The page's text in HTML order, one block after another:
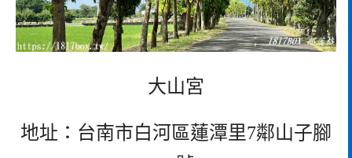
大山宮
地址：台南市白河區蓮潭里7鄰山子腳